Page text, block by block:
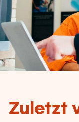
Zuletzt